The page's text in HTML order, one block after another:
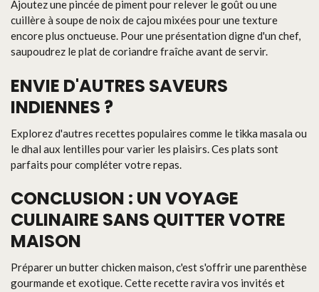
Ajoutez une pincée de piment pour relever le goût ou une
cuillère à soupe de noix de cajou mixées pour une texture
encore plus onctueuse. Pour une présentation digne d'un chef,
saupoudrez le plat de coriandre fraîche avant de servir.
ENVIE D'AUTRES SAVEURS
INDIENNES ?
Explorez d'autres recettes populaires comme le tikka masala ou
le dhal aux lentilles pour varier les plaisirs. Ces plats sont
parfaits pour compléter votre repas.
CONCLUSION : UN VOYAGE
CULINAIRE SANS QUITTER VOTRE
MAISON
Préparer un butter chicken maison, c'est s'offrir une parenthèse
gourmande et exotique. Cette recette ravira vos invités et